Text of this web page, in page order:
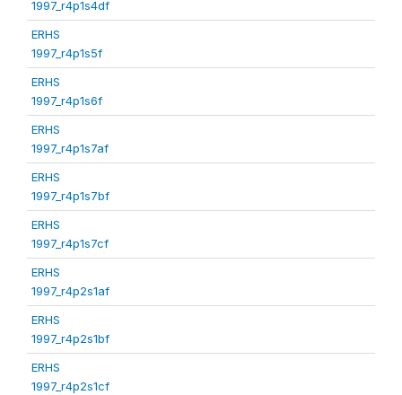
1997_r4p1s4df
ERHS
1997_r4p1s5f
ERHS
1997_r4p1s6f
ERHS
1997_r4p1s7af
ERHS
1997_r4p1s7bf
ERHS
1997_r4p1s7cf
ERHS
1997_r4p2s1af
ERHS
1997_r4p2s1bf
ERHS
1997_r4p2s1cf